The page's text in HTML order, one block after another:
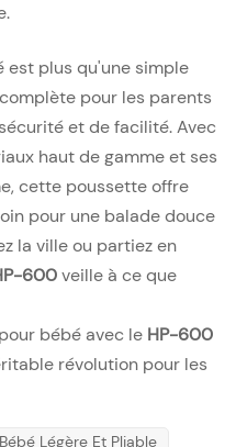
est plus qu'une simple
pour les parents
et de facilité. Avec
haut de gamme et ses
cette poussette offre
pour une balade douce
la ville ou partiez en
600veille à ce que
bébé avec le HP-600
révolution pour les
Légère Et Pliable